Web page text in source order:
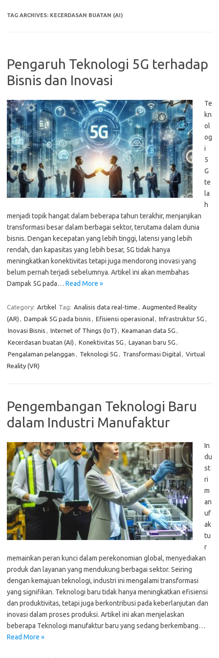
TAG ARCHIVES: KECERDASAN BUATAN (AI)
Pengaruh Teknologi 5G terhadap
Bisnis dan Inovasi
Te
kn
ol
og
i
5
G
te
la
h
menjadi topik hangat dalam beberapa tahun terakhir, menjanjikan
transformasi besar dalam berbagai sektor, terutama dalam dunia
bisnis. Dengan kecepatan yang lebih tinggi, latensi yang lebih
rendah, dan kapasitas yang lebih besar, 5G tidak hanya
meningkatkan konektivitas tetapi juga mendorong inovasi yang
belum pernah terjadi sebelumnya. Artikel ini akan membahas
Dampak 5G pada… Read More »
Category: Artikel Tag: Analisis data real-time , Augmented Reality
(AR) , Dampak 5G pada bisnis , Efisiensi operasional, Infrastruktur 5G ,
Inovasi Bisnis , Internet of Things (IoT) , Keamanan data 5G ,
Kecerdasan buatan (AI) , Konektivitas 5G , Layanan baru 5G ,
Pengalaman pelanggan , Teknologi 5G , Transformasi Digital, Virtual
Reality (VR)
Pengembangan Teknologi Baru
dalam Industri Manufaktur
In
du
st
ri
m
an
uf
ak
tu
r
memainkan peran kunci dalam perekonomian global, menyediakan
produk dan layanan yang mendukung berbagai sektor. Seiring
dengan kemajuan teknologi, industri ini mengalami transformasi
yang signifikan. Teknologi baru tidak hanya meningkatkan efisiensi
dan produktivitas, tetapi juga berkontribusi pada keberlanjutan dan
inovasi dalam proses produksi. Artikel ini akan menjelaskan
beberapa Teknologi manufaktur baru yang sedang berkembang…
Read More »